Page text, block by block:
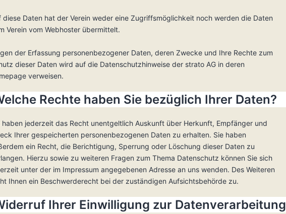
diese Daten hat der Verein weder eine Zugriffsmöglichkeit noch werden die Daten
Verein vom Webhoster übermittelt.
der Erfassung personenbezogener Daten, deren Zwecke und Ihre Rechte zum
dieser Daten wird auf die Datenschutzhinweise der strato AG in deren
verweisen.
Rechte haben Sie bezüglich Ihrer Daten?
haben jederzeit das Recht unentgeltlich Auskunft über Herkunft, Empfänger und
Ihrer gespeicherten personenbezogenen Daten zu erhalten. Sie haben
ein Recht, die Berichtigung, Sperrung oder Löschung dieser Daten zu
Hierzu sowie zu weiteren Fragen zum Thema Datenschutz können Sie sich
unter der im Impressum angegebenen Adresse an uns wenden. Des Weiteren
Ihnen ein Beschwerderecht bei der zuständigen Aufsichtsbehörde zu.
Ihrer Einwilligung zur Datenverarbeitung